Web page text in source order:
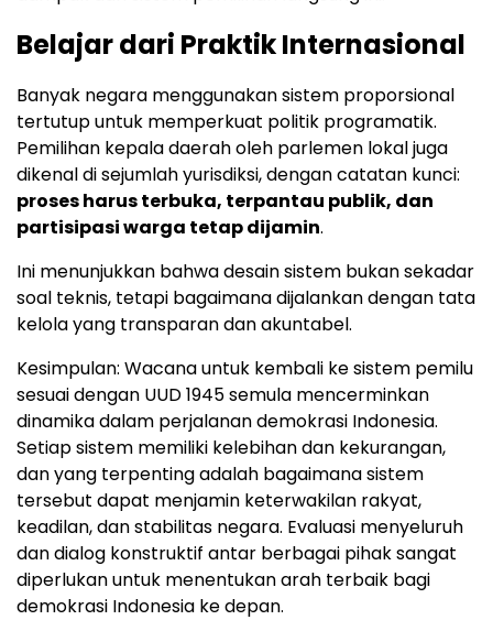
Belajar dari Praktik Internasional
Banyak negara menggunakan sistem proporsional
tertutup untuk memperkuat politik programatik.
Pemilihan kepala daerah oleh parlemen lokal juga
dikenal di sejumlah yurisdiksi, dengan catatan kunci:
proses harus terbuka, terpantau publik, dan
partisipasi warga tetap dijamin.
Ini menunjukkan bahwa desain sistem bukan sekadar
soal teknis, tetapi bagaimana dijalankan dengan tata
kelola yang transparan dan akuntabel.
Kesimpulan: Wacana untuk kembali ke sistem pemilu
sesuai dengan UUD 1945 semula mencerminkan
dinamika dalam perjalanan demokrasi Indonesia.
Setiap sistem memiliki kelebihan dan kekurangan,
dan yang terpenting adalah bagaimana sistem
tersebut dapat menjamin keterwakilan rakyat,
keadilan, dan stabilitas negara. Evaluasi menyeluruh
dan dialog konstruktif antar berbagai pihak sangat
diperlukan untuk menentukan arah terbaik bagi
demokrasi Indonesia ke depan.